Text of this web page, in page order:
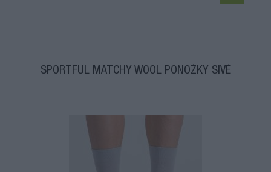
SPORTFUL MATCHY WOOL PONOŽKY SIVÉ